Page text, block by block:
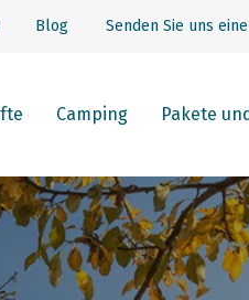
Blog Senden Sie uns
Camping Pakete